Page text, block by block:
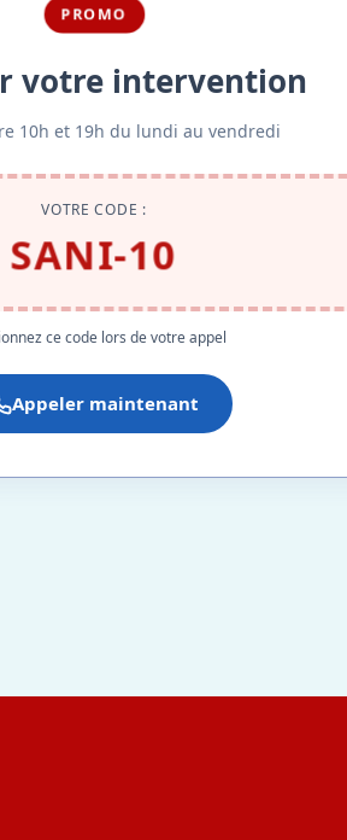
PROMO
votre intervention
10h et 19h du lundi au vendredi
VOTRE CODE :
SANI-10
ce code lors de votre appel
Appeler maintenant